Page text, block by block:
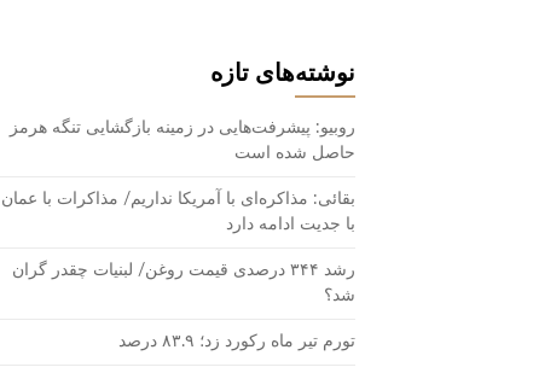
نوشته‌های تازه
روبیو: پیشرفت‌هایی در زمینه بازگشایی تنگه هرمز
حاصل شده است
بقائی: مذاکره‌ای با آمریکا نداریم/ مذاکرات با عمان
با جدیت ادامه دارد
رشد ۳۴۴ درصدی قیمت روغن/ لبنیات چقدر گران
شد؟
تورم تیر ماه رکورد زد؛ ۸۳.۹ درصد